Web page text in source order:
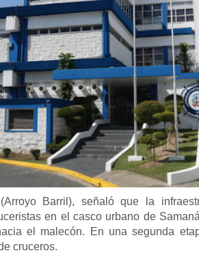
Barril), señaló que la
en el casco urbano de
el malecón. En una segunda
cruceros.